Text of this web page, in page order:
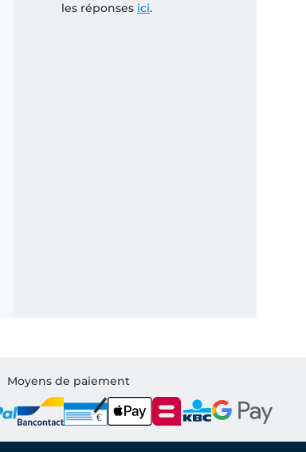
les réponses ici.
Moyens de paiement